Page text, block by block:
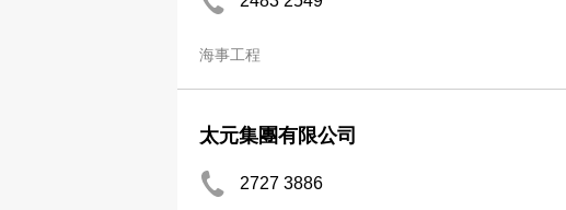
海事工程
太元集團有限公司
2727 3886